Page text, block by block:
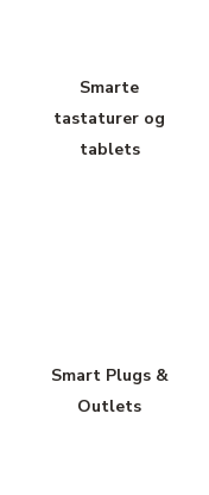
Smarte
tastaturer og
tablets
Smart Plugs &
Outlets